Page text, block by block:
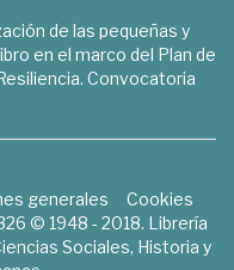
de las pequeñas y
en el marco del Plan de
Convocatoria
generales
Cookies
© 1948 - 2018. Librería
Sociales, Historia y